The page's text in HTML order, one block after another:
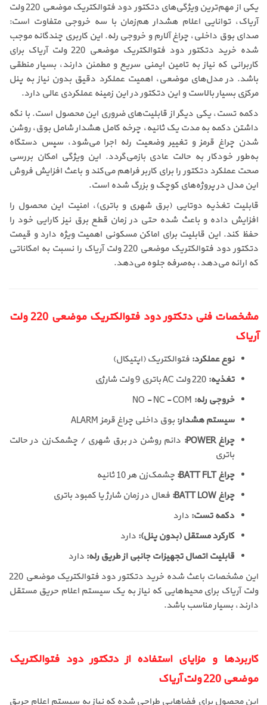
یکی از مهم‌ترین ویژگی‌های دتکتور دود فتوالکتریک موضعی 220 ولت
آریاک، توانایی اعلام هشدار هم‌زمان با سه خروجی متفاوت است:
صدای بوق داخلی، چراغ آلارم و خروجی رله. این کاربری چندگانه موجب
شده خرید دتکتور دود فتوالکتریک موضعی 220 ولت آریاک برای
کاربرانی که نیاز به تامین ایمنی سریع و مطمئن دارند، بسیار منطقی
باشد. در مدل‌های موضعی، اهمیت عملکرد دقیق بدون نیاز به پنل
مرکزی بسیار بالاست و این دتکتور در این زمینه عملکردی عالی دارد.
دکمه تست، یکی دیگر از قابلیت‌های ضروری این محصول است. با نگه
داشتن دکمه به مدت یک ثانیه، چرخه کامل هشدار شامل بوق، روشن
شدن چراغ قرمز و تغییر وضعیت رله اجرا می‌شود، سپس دستگاه
به‌طور خودکار به حالت عادی بازمی‌گردد. این ویژگی امکان بررسی
صحت عملکرد دتکتور را برای کاربر فراهم می‌کند و باعث افزایش فروش
این مدل در پروژه‌های کوچک و بزرگ شده است.
قابلیت تغذیه دوتایی (برق شهری و باتری)، امنیت این محصول را
افزایش داده و باعث شده حتی در زمان قطع برق نیز کارایی خود را
حفظ کند. این قابلیت برای اماکن مسکونی اهمیت ویژه دارد و قیمت
دتکتور دود فتوالکتریک موضعی 220 ولت آریاک را نسبت به امکاناتی
که ارائه می‌دهد، به‌صرفه جلوه می‌دهد.
مشخصات فنی دتکتور دود فتوالکتریک موضعی 220 ولت
آریاک
نوع عملکرد: فتوالکتریک (اپتیکال)
تغذیه:
خروجی رله:
سیستم هشدار: بوق داخلی چراغ قرمز ALARM
چراغ POWER:
دائم روشن در برق شهری / چشمک‌زن در حالت
باتری
چراغ BATT FLT:
چشمک‌زن هر 10 ثانیه
چراغ BATT LOW:
فعال در زمان شارژ یا کمبود باتری
دکمه تست: دارد
کارکرد مستقل (بدون پنل): دارد
قابلیت اتصال تجهیزات جانبی از طریق رله: دارد
این مشخصات باعث شده خرید دتکتور دود فتوالکتریک موضعی 220
ولت آریاک برای محیط‌هایی که نیاز به یک سیستم اعلام حریق مستقل
دارند، بسیار مناسب باشد.
کاربردها و مزایای استفاده از دتکتور دود فتوالکتریک
موضعی 220 ولت آریاک
این محصول برای فضاهایی طراحی شده که نیاز به سیستم اعلام حریق